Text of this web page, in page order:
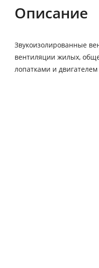
Описание
Звукоизолированные
вентиляции жилых,
лопатками и